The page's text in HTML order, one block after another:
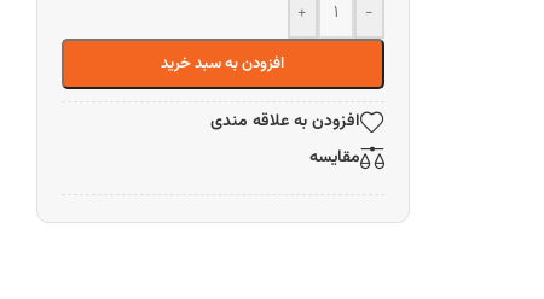
-
+
افزودن به سبد خرید
افزودن به علاقه مندی
مقایسه